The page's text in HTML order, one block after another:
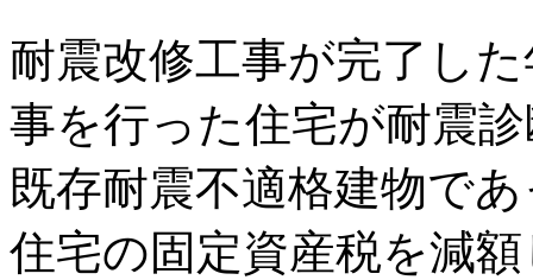
耐震改修工事が完了し
事を行った住宅が耐震
既存耐震不適格建物で
住宅の固定資産税を減